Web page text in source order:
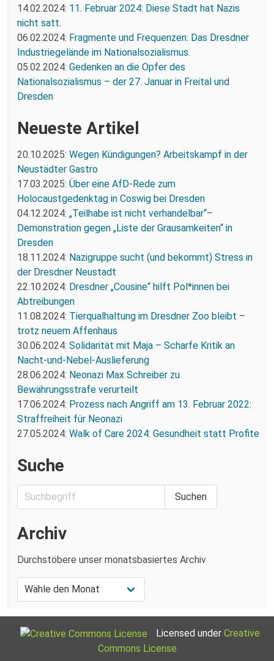
14.02.2024: 11. Februar 2024: Diese Stadt hat Nazis
nicht satt.
06.02.2024: Fragmente und Frequenzen: Das Dresdner
Industriegelände im Nationalsozialismus.
05.02.2024: Gedenken an die Opfer des
Nationalsozialismus – der 27. Januar in Freital und
Dresden
Neueste Artikel
20.10.2025: Wegen Kündigungen? Arbeitskampf in der
Neustädter Gastro
17.03.2025: Über eine AfD-Rede zum
Holocaustgedenktag in Coswig bei Dresden
04.12.2024: „Teilhabe ist nicht verhandelbar“–
Demonstration gegen „Liste der Grausamkeiten“ in
Dresden
18.11.2024: Nazigruppe sucht (und bekommt) Stress in
der Dresdner Neustadt
22.10.2024: Dresdner „Cousine“ hilft Pol*innen bei
Abtreibungen
11.08.2024: Tierqualhaltung im Dresdner Zoo bleibt –
trotz neuem Affenhaus
30.06.2024: Solidarität mit Maja – Scharfe Kritik an
Nacht-und-Nebel-Auslieferung
28.06.2024: Neonazi Max Schreiber zu
Bewährungsstrafe verurteilt
17.06.2024: Prozess nach Angriff am 13. Februar 2022:
Straffreiheit für Neonazi
27.05.2024: Walk of Care 2024: Gesundheit statt Profite
Suche
Archiv
Durchstöbere unser monatsbasiertes Archiv
Licensed under Creative
Commons License